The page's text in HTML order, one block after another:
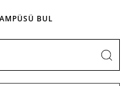
BUL